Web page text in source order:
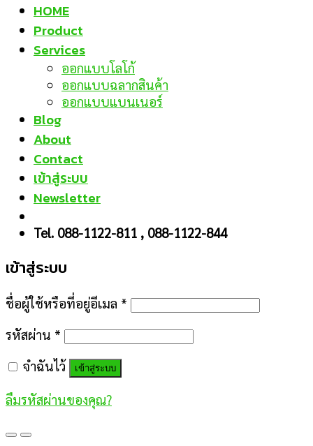
HOME
Product
Services
ออกแบบโลโก้
ออกแบบฉลากสินค้า
ออกแบบแบนเนอร์
Blog
About
Contact
เข้าสู่ระบบ
Newsletter
Tel. 088-1122-811 , 088-1122-844
เข้าสู่ระบบ
ชื่อผู้ใช้หรือที่อยู่อีเมล *
รหัสผ่าน *
จำฉันไว้
เข้าสู่ระบบ
ลืมรหัสผ่านของคุณ?